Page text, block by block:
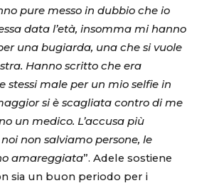
pure messo in dubbio che io
data l’età, insomma mi hanno
una bugiarda, una che si vuole
Hanno scritto che era
stessi male per un mio selfie in
si è scagliata contro di me
un medico. L’accusa più
non salviamo persone, le
amareggiata”. Adele sostiene
sia un buon periodo per i